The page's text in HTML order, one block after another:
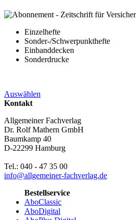
Einzelhefte
Sonder-/Schwerpunkthefte
Einbanddecken
Sonderdrucke
Auswählen
Kontakt
Allgemeiner Fachverlag
Dr. Rolf Mathern GmbH
Baumkamp 40
D-22299 Hamburg
Tel.: 040 - 47 35 00
info@allgemeiner-fachverlag.de
Bestellservice
AboClassic
AboDigital